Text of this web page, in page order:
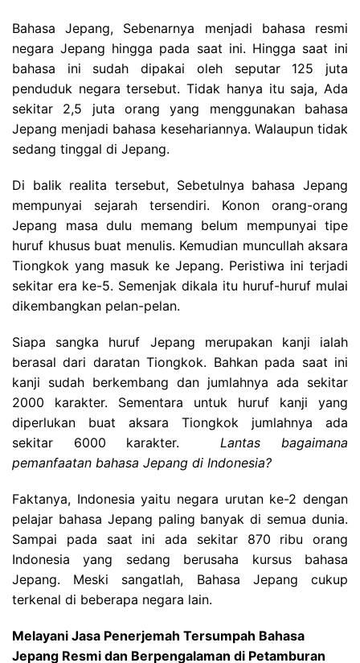
Bahasa Jepang, Sebenarnya menjadi bahasa resmi
negara Jepang hingga pada saat ini. Hingga saat ini
bahasa ini sudah dipakai oleh seputar 125 juta
penduduk negara tersebut. Tidak hanya itu saja, Ada
sekitar 2,5 juta orang yang menggunakan bahasa
Jepang menjadi bahasa kesehariannya. Walaupun tidak
sedang tinggal di Jepang.
Di balik realita tersebut, Sebetulnya bahasa Jepang
mempunyai sejarah tersendiri. Konon orang-orang
Jepang masa dulu memang belum mempunyai tipe
huruf khusus buat menulis. Kemudian muncullah aksara
Tiongkok yang masuk ke Jepang. Peristiwa ini terjadi
sekitar era ke-5. Semenjak dikala itu huruf-huruf mulai
dikembangkan pelan-pelan.
Siapa sangka huruf Jepang merupakan kanji ialah
berasal dari daratan Tiongkok. Bahkan pada saat ini
kanji sudah berkembang dan jumlahnya ada sekitar
2000 karakter. Sementara untuk huruf kanji yang
diperlukan buat aksara Tiongkok jumlahnya ada
sekitar 6000 karakter.Lantas bagaimana
pemanfaatan bahasa Jepang di Indonesia?
Faktanya, Indonesia yaitu negara urutan ke-2 dengan
pelajar bahasa Jepang paling banyak di semua dunia.
Sampai pada saat ini ada sekitar 870 ribu orang
Indonesia yang sedang berusaha kursus bahasa
Jepang. Meski sangatlah, Bahasa Jepang cukup
terkenal di beberapa negara lain.
Melayani Jasa Penerjemah Tersumpah Bahasa
Jepang Resmi dan Berpengalaman di Petamburan